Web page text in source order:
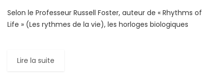
Selon le Professeur Russell Foster, auteur de « Rhythms of
Life » (Les rythmes de la vie), les horloges biologiques
Lire la suite